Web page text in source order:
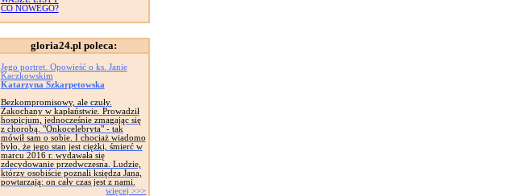
CO NOWEGO?
gloria24.pl poleca:
Jego portret. Opowieść o ks. Janie
Kaczkowskim
Katarzyna Szkarpetowska
Bezkompromisowy, ale czuły.
Zakochany w kapłaństwie. Prowadził
hospicjum, jednocześnie zmagając się
z chorobą. "Onkocelebryta" - tak
mówił sam o sobie. I chociaż wiadomo
było, że jego stan jest ciężki, śmierć w
marcu 2016 r. wydawała się
zdecydowanie przedwczesna. Ludzie,
którzy osobiście poznali księdza Jana,
powtarzają: on cały czas jest z nami.
więcej >>>